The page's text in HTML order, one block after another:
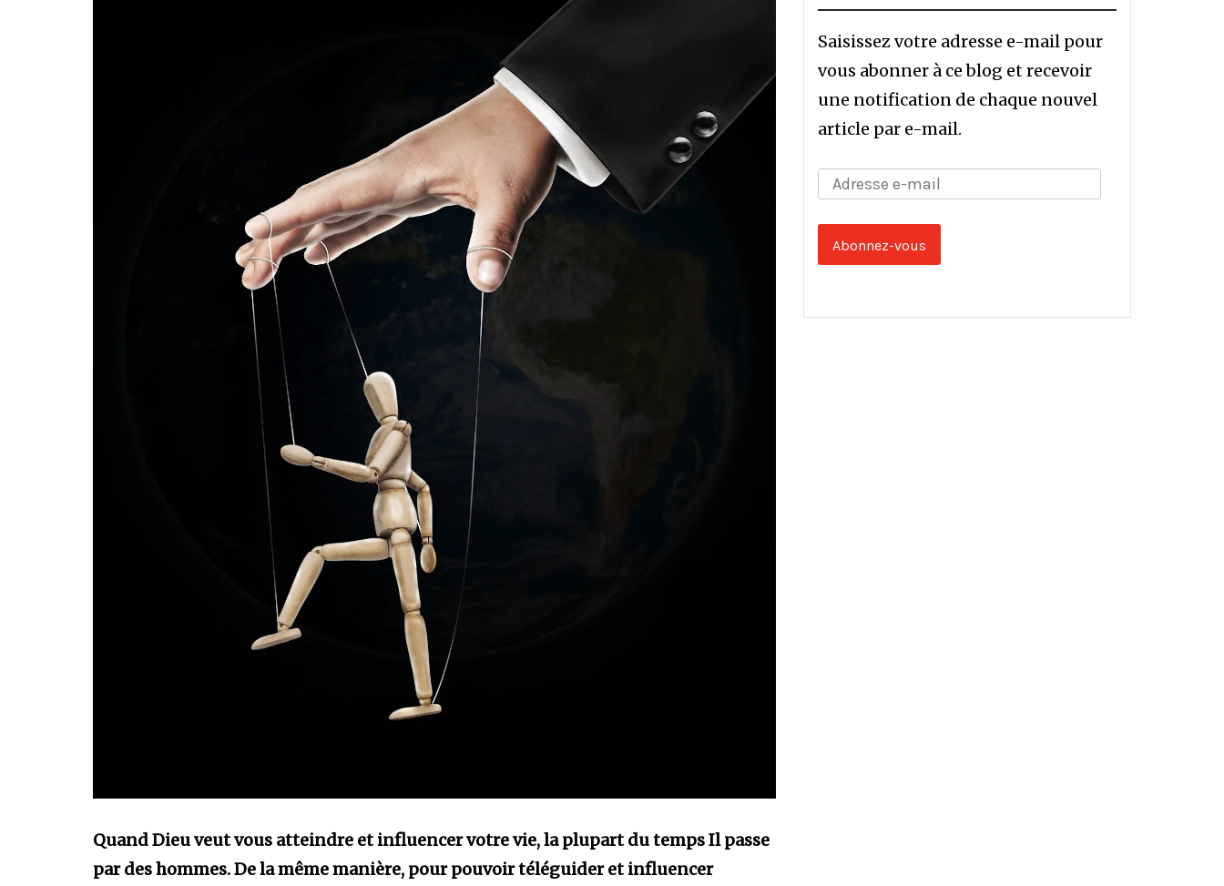
Quand Dieu veut vous atteindre et influencer votre vie, la plupart du temps Il passe
par des hommes. De la même manière, pour pouvoir téléguider et influencer
Saisissez votre adresse e-mail pour
vous abonner à ce blog et recevoir
une notification de chaque nouvel
article par e-mail.
Adresse
mail
Abonnez-vous